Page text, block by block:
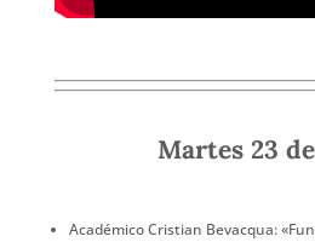
Martes 23
Académico Cristian Bevacqua: